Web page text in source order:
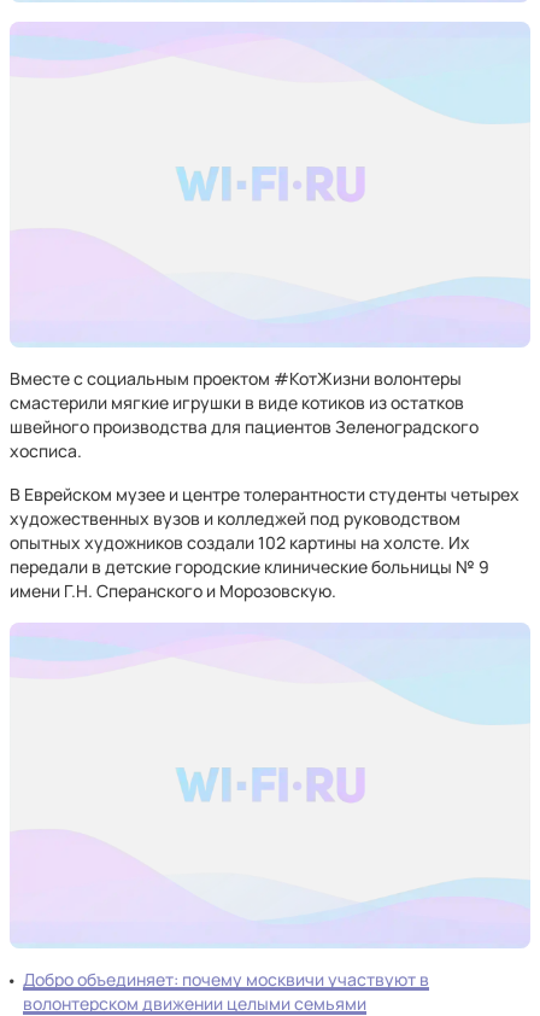
Вместе с социальным проектом #КотЖизни волонтеры
смастерили мягкие игрушки в виде котиков из остатков
швейного производства для пациентов Зеленоградского
хосписа.
В Еврейском музее и центре толерантности студенты четырех
художественных вузов и колледжей под руководством
опытных художников создали 102 картины на холсте. Их
передали в детские городские клинические больницы № 9
имени Г.Н. Сперанского и Морозовскую.
Добро объединяет: почему москвичи участвуют в
волонтерском движении целыми семьями